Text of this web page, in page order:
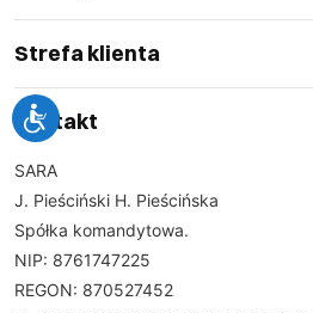
Strefa klienta
Kontakt
SARA
J. Pieściński H. Pieścińska
Spółka komandytowa.
NIP: 8761747225
REGON: 870527452